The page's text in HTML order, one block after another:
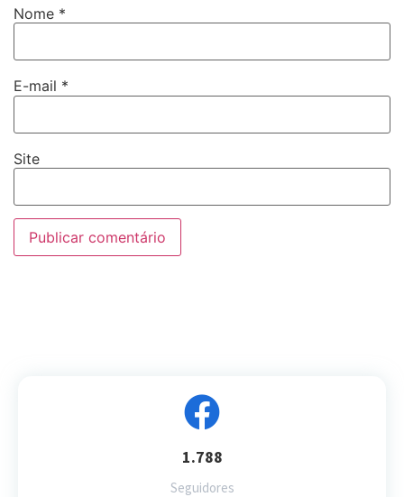
Nome *
E-mail *
Site
1.788
Seguidores